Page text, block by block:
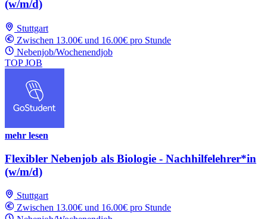
(w/m/d)
Stuttgart
Zwischen 13.00€ und 16.00€ pro Stunde
Nebenjob/Wochenendjob
TOP JOB
mehr lesen
Flexibler Nebenjob als Biologie - Nachhilfelehrer*in
(w/m/d)
Stuttgart
Zwischen 13.00€ und 16.00€ pro Stunde